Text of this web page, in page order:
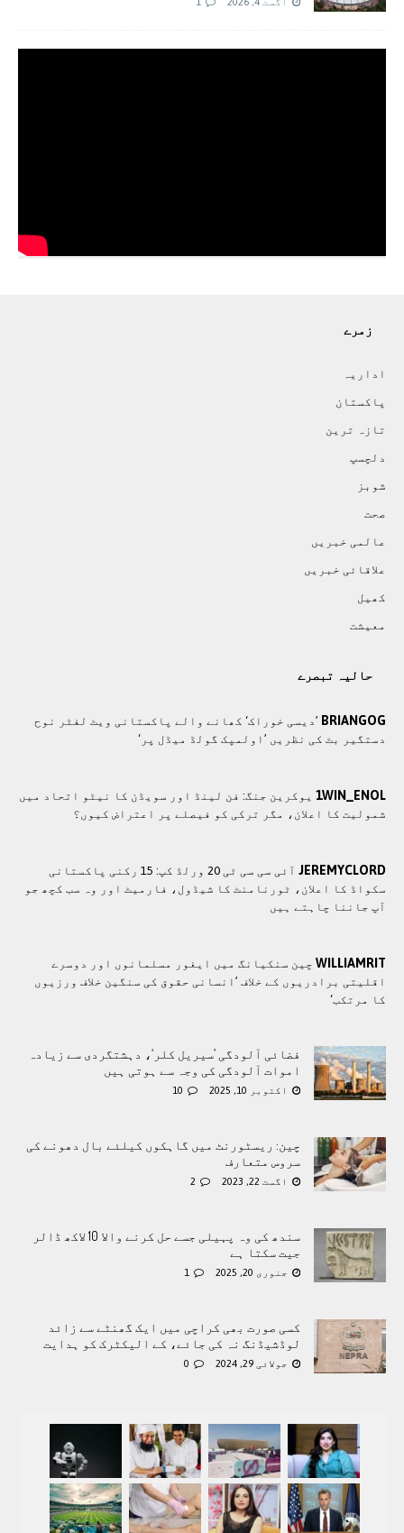
زمرے
اداريہ
پاکستان
تازہ ترين
دلچسپ
شوبز
صحت
عالمی خبريں
علاقائی خبريں
کھيل
معيشت
حالیہ تبصرے
BRIANGOG ’دیسی خوراک‘ کھانے والے پاکستانی ویٹ لفٹر نوح
دستگیر بٹ کی نظریں ’اولمپک گولڈ میڈل پر‘
1WIN_ENOL یوکرین جنگ: فن لینڈ اور سویڈن کا نیٹو اتحاد میں
شمولیت کا اعلان، مگر ترکی کو فیصلے پر اعتراض کیوں؟
JEREMYCLORD
آئی سی سی ٹی 20 ورلڈ کپ: 15 رکنی پاکستانی
سکواڈ کا اعلان، ٹورنامنٹ کا شیڈول، فارمیٹ اور وہ سب کچھ جو
آپ جاننا چاہتے ہیں
WILLIAMRIT چین سنکیانگ میں ایغور مسلمانوں اور دوسرے
اقلیتی برادريوں کے خلاف ’انسانی حقوق کی سنگین خلاف ورزیوں
کا مرتکب‘
فضائی آلودگی ’سیریل کلر‘، دہشتگردی سے زیادہ
اموات آلودگی کی وجہ سے ہوتی ہیں
اکتوبر 10, 2025 10
چین: ریسٹورنٹ میں گاہکوں کیلئے بال دھونے کی
سروس متعارف
اگست 22, 2023 2
سندھ کی وہ پہیلی جسے حل کرنے والا 10 لاکھ ڈالر
جیت سکتا ہے
جنوری 20, 2025 1
کسی صورت بھی کراچی میں ایک گھنٹے سے زائد
لوڈشیڈنگ نہ کی جائے، کے الیکٹرک کو ہدایت
جولائی 29, 2024 0